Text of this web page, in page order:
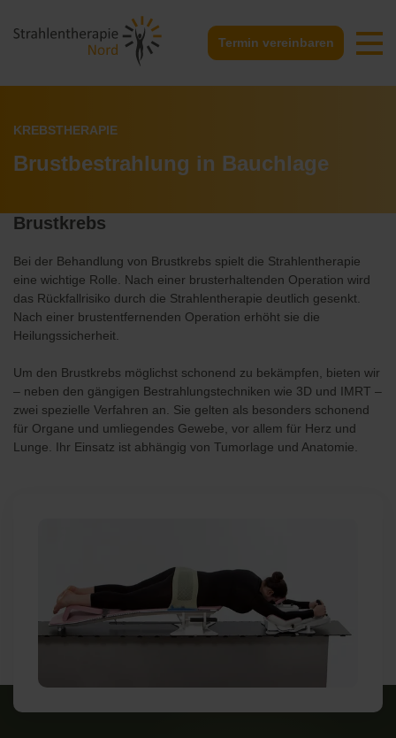
Termin vereinbaren
KREBSTHERAPIE
Brustbestrahlung in Bauchlage
Brustkrebs
Bei der Behandlung von Brustkrebs spielt die Strahlentherapie
eine wichtige Rolle. Nach einer brusterhaltenden Operation wird
das Rückfallrisiko durch die Strahlentherapie deutlich gesenkt.
Nach einer brustentfernenden Operation erhöht sie die
Heilungssicherheit.
Um den Brustkrebs möglichst schonend zu bekämpfen, bieten wir
– neben den gängigen Bestrahlungstechniken wie 3D und IMRT –
zwei spezielle Verfahren an. Sie gelten als besonders schonend
für Organe und umliegendes Gewebe, vor allem für Herz und
Lunge. Ihr Einsatz ist abhängig von Tumorlage und Anatomie.
Bitte mitbringen
Vorträge
Stellenausschreibungen
Rückrufformular